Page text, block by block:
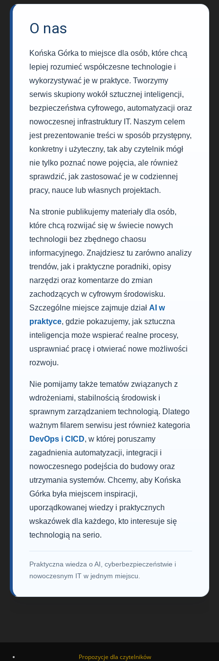
O nas
Końska Górka to miejsce dla osób, które chcą
lepiej rozumieć współczesne technologie i
wykorzystywać je w praktyce. Tworzymy
serwis skupiony wokół sztucznej inteligencji,
bezpieczeństwa cyfrowego, automatyzacji oraz
nowoczesnej infrastruktury IT. Naszym celem
jest prezentowanie treści w sposób przystępny,
konkretny i użyteczny, tak aby czytelnik mógł
nie tylko poznać nowe pojęcia, ale również
sprawdzić, jak zastosować je w codziennej
pracy, nauce lub własnych projektach.
Na stronie publikujemy materiały dla osób,
które chcą rozwijać się w świecie nowych
technologii bez zbędnego chaosu
informacyjnego. Znajdziesz tu zarówno analizy
trendów, jak i praktyczne poradniki, opisy
narzędzi oraz komentarze do zmian
zachodzących w cyfrowym środowisku.
Szczególne miejsce zajmuje dział AI w
praktyce, gdzie pokazujemy, jak sztuczna
inteligencja może wspierać realne procesy,
usprawniać pracę i otwierać nowe możliwości
rozwoju.
Nie pomijamy także tematów związanych z
wdrożeniami, stabilnością środowisk i
sprawnym zarządzaniem technologią. Dlatego
ważnym filarem serwisu jest również kategoria
DevOps i CICD, w której poruszamy
zagadnienia automatyzacji, integracji i
nowoczesnego podejścia do budowy oraz
utrzymania systemów. Chcemy, aby Końska
Górka była miejscem inspiracji,
uporządkowanej wiedzy i praktycznych
wskazówek dla każdego, kto interesuje się
technologią na serio.
Praktyczna wiedza o AI, cyberbezpieczeństwie i
nowoczesnym IT w jednym miejscu.
Propozycje dla czytelników